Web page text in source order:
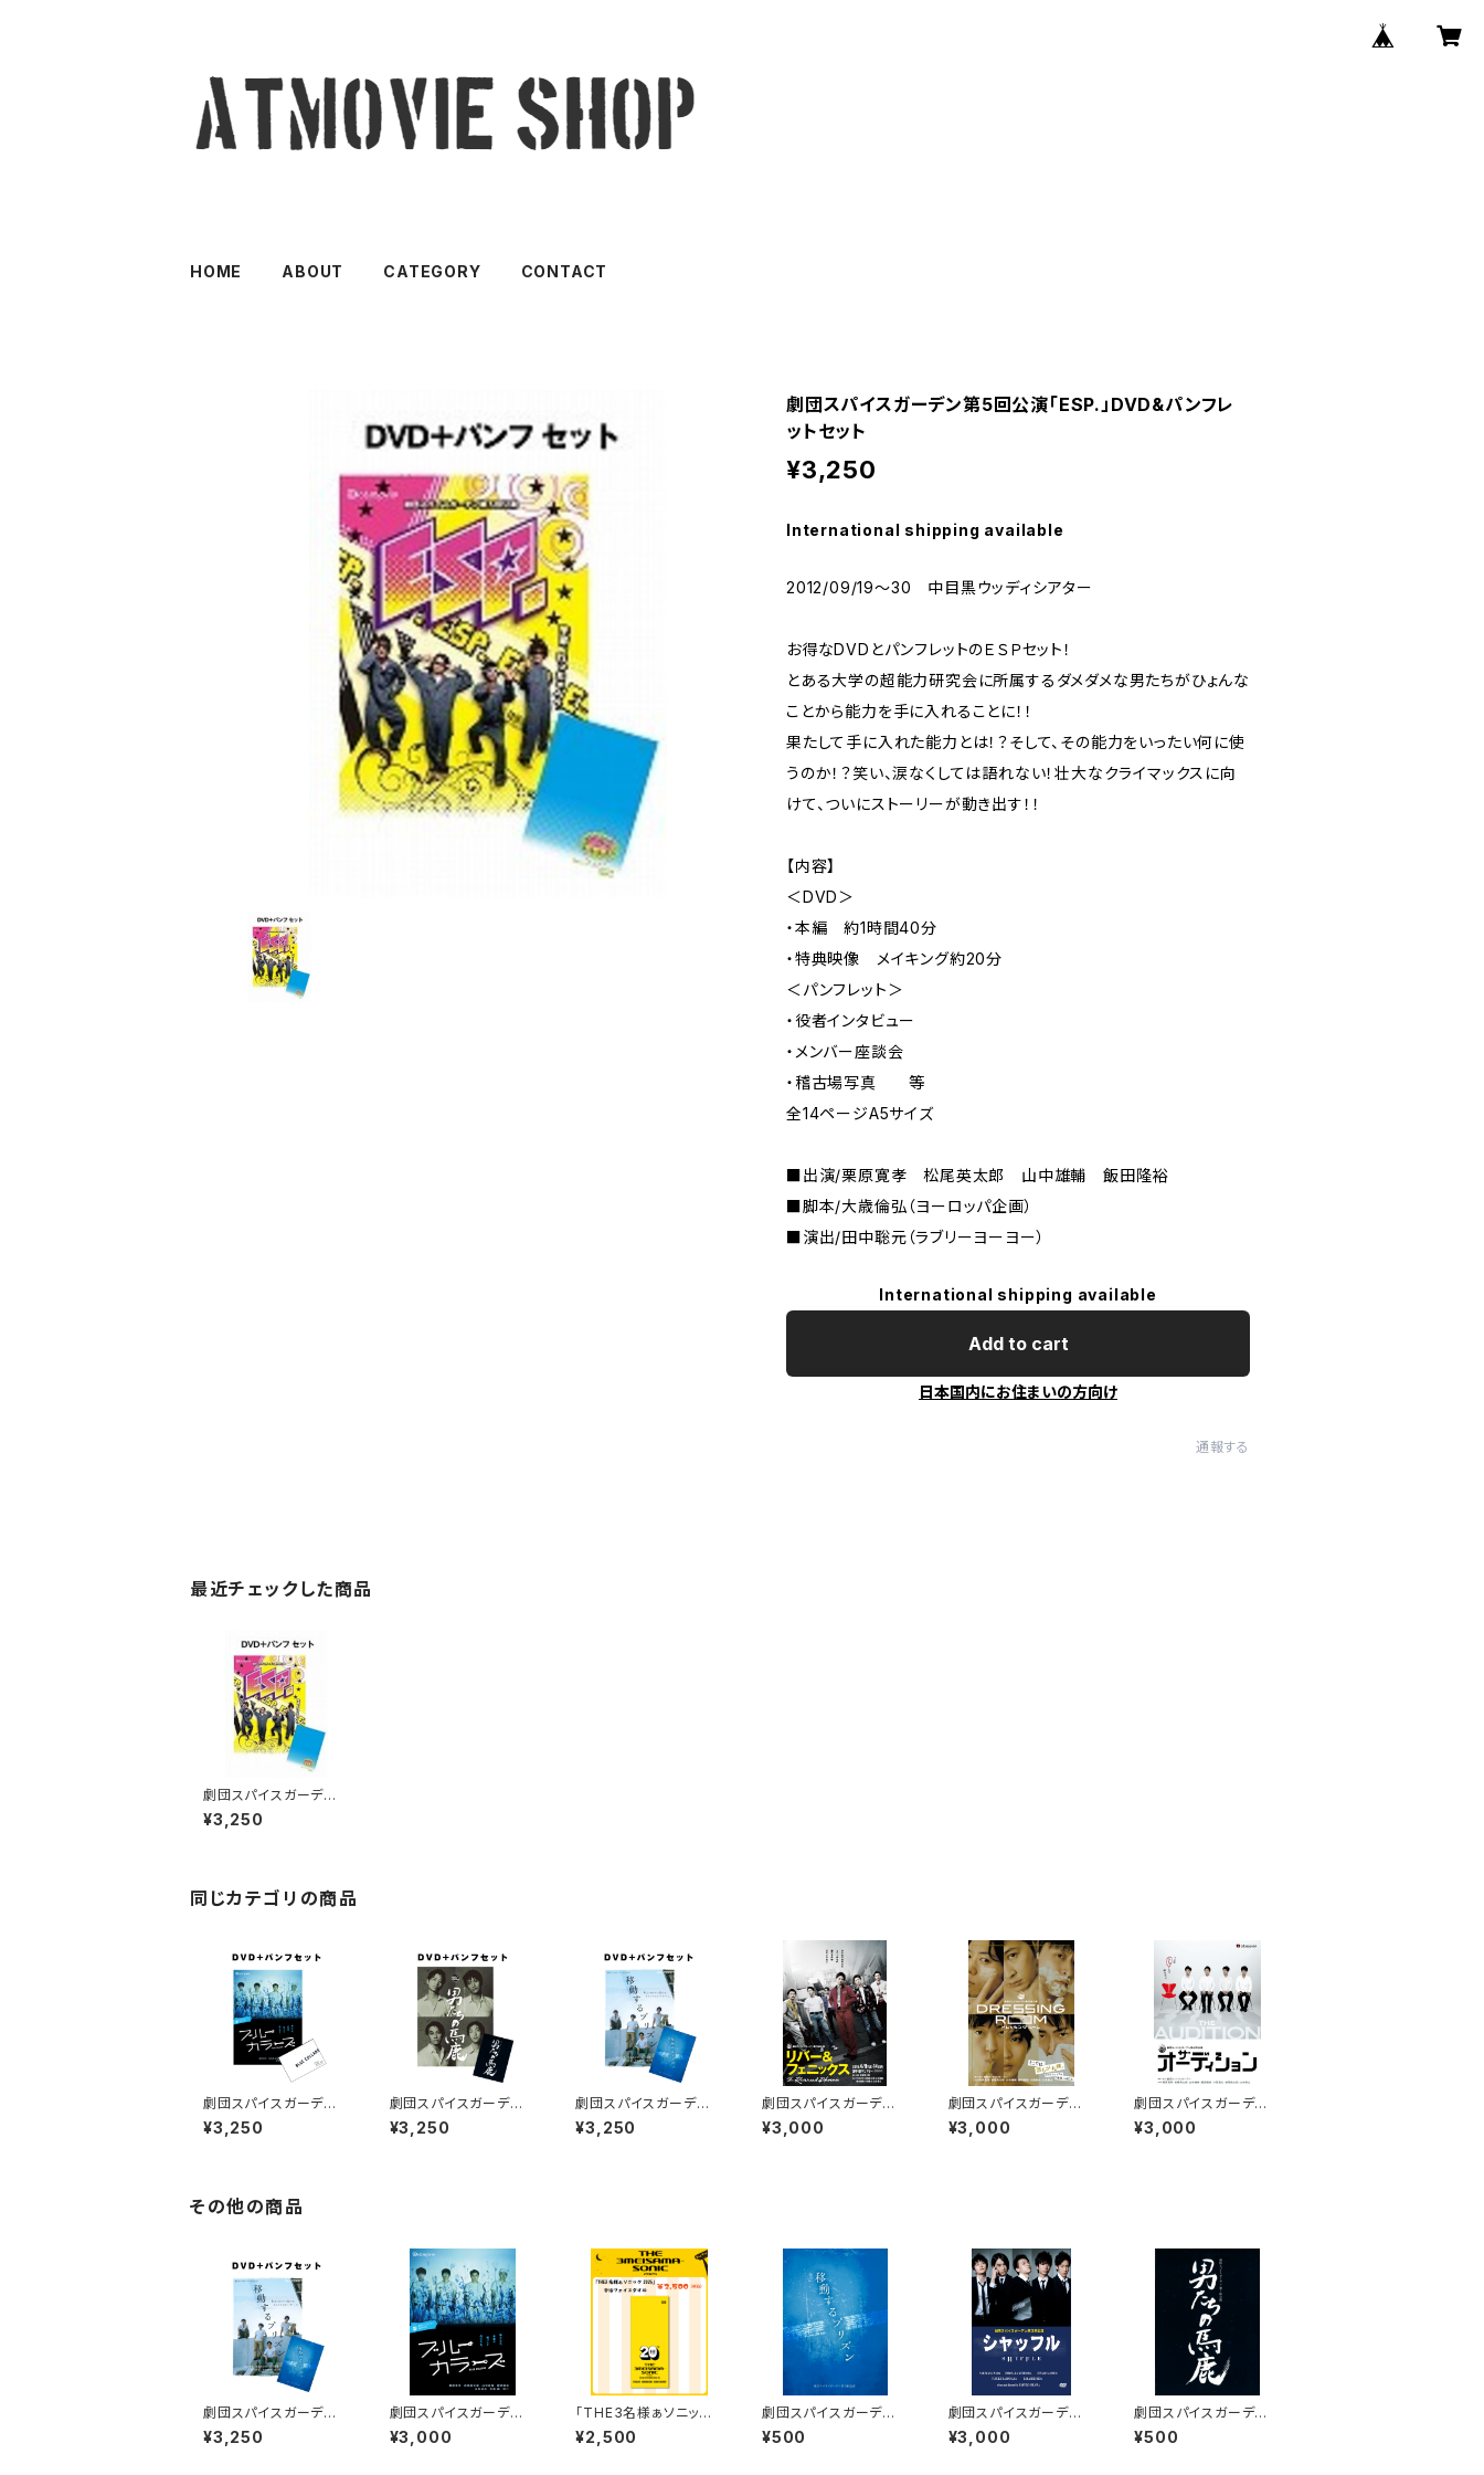
HOME ABOUT CATEGORY CONTACT
劇団スパイスガーデン第5回公演「ESP.」DVD&パンフレ
ットセット
¥3,250
International shipping available
2012/09/19～30 中目黒ウッディシアター
お得なDVDとパンフレットのＥＳＰセット！
とある大学の超能力研究会に所属するダメダメな男たちがひょんな
ことから能力を手に入れることに！！
果たして手に入れた能力とは！？そして、その能力をいったい何に使
うのか！？笑い、涙なくしては語れない！壮大なクライマックスに向
けて、ついにストーリーが動き出す！！
【内容】
＜DVD＞
・本編 約1時間40分
・特典映像 メイキング約20分
＜パンフレット＞
・役者インタビュー
・メンバー座談会
・稽古場写真 等
全14ページA5サイズ
■出演/栗原寛孝 松尾英太郎 山中雄輔 飯田隆裕
■脚本/大歳倫弘（ヨーロッパ企画）
■演出/田中聡元（ラブリーヨーヨー）
International shipping available
Add to cart
日本国内にお住まいの方向け
通報する
最近チェックした商品
劇団スパイスガーデン
第5回公演「ESP.」DVD
&パンフレットセット
¥3,250
同じカテゴリの商品
劇団スパイスガーデン
第8回公演「ブルーカラ
ーズ」DVD＆パンフレッ
¥3,250
劇団スパイスガーデン
第7回公演「男たちの馬
鹿」DVD＆パンフレット
¥3,250
劇団スパイスガーデン
第6回公演「移動するプ
リズン」DVD＆パンフレ
¥3,250
劇団スパイスガーデン
第11回公演「リバー＆フ
ェニックス」DVD
¥3,000
劇団スパイスガーデン
第10回公演「DRESSIN
G ROOM」DVD
¥3,000
劇団スパイスガーデン
第9回公演「ザ・オーディ
ション」DVD
¥3,000
その他の商品
劇団スパイスガーデン
第6回公演「移動するプ
リズン」DVD＆パンフレ
¥3,250
劇団スパイスガーデン
第8回公演「ブルーカラ
ーズ」DVD
¥3,000
「THE3名様ぁソニック2
025」今治フェイスタオ
ル
¥2,500
劇団スパイスガーデン
第６回公演「移動するプ
リズン」パンフレット
¥500
劇団スパイスガーデン
第3回公演「シャッフル」
¥3,000
劇団スパイスガーデン
第７回公演「男たちの馬
鹿」パンフレット
¥500